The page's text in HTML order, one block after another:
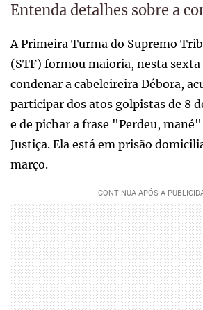
Entenda detalhes sobre a
A Primeira Turma do Supremo
(STF) formou maioria, nesta
condenar a cabeleireira Débora,
participar dos atos golpistas de 8
e de pichar a frase "Perdeu,
Justiça. Ela está em prisão
março.